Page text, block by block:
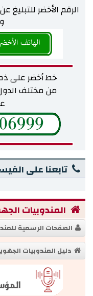
الرقم الأخضر
خط أخضر على
من مختلف
تابعنا على
المندوبيات
الصفحات الرسمية
دليل المندوبيات